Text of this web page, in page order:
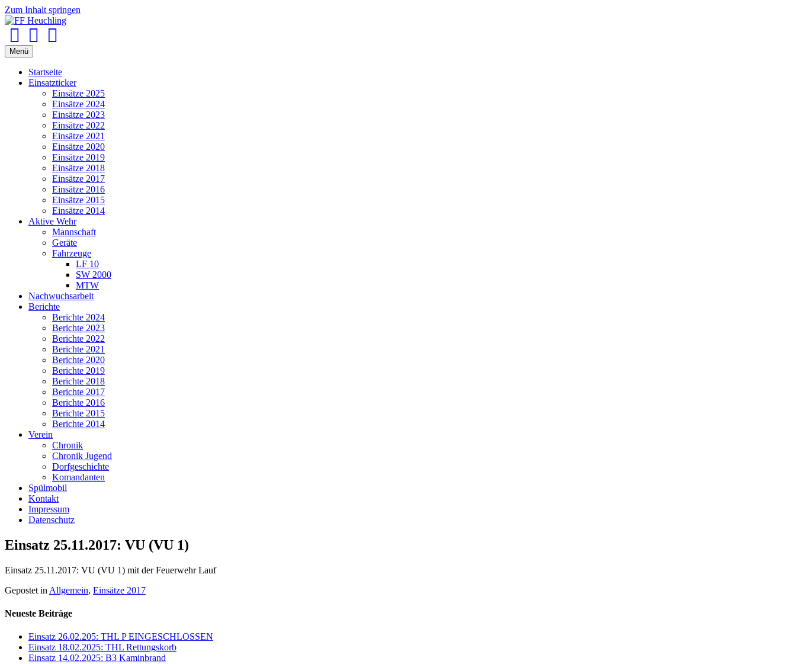
Zum Inhalt springen
Menü
Startseite
Einsatzticker
Einsätze 2025
Einsätze 2024
Einsätze 2023
Einsätze 2022
Einsätze 2021
Einsätze 2020
Einsätze 2019
Einsätze 2018
Einsätze 2017
Einsätze 2016
Einsätze 2015
Einsätze 2014
Aktive Wehr
Mannschaft
Geräte
Fahrzeuge
LF 10
SW 2000
MTW
Nachwuchsarbeit
Berichte
Berichte 2024
Berichte 2023
Berichte 2022
Berichte 2021
Berichte 2020
Berichte 2019
Berichte 2018
Berichte 2017
Berichte 2016
Berichte 2015
Berichte 2014
Verein
Chronik
Chronik Jugend
Dorfgeschichte
Komandanten
Spülmobil
Kontakt
Impressum
Datenschutz
Einsatz 25.11.2017: VU (VU 1)
Einsatz 25.11.2017: VU (VU 1) mit der Feuerwehr Lauf
Gepostet in Allgemein, Einsätze 2017
Neueste Beiträge
Einsatz 26.02.205: THL P EINGESCHLOSSEN
Einsatz 18.02.2025: THL Rettungskorb
Einsatz 14.02.2025: B3 Kaminbrand